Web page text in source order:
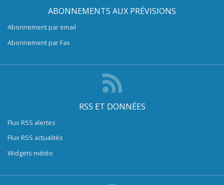
ABONNEMENTS AUX PRÉVISIONS
Abonnement par email
Abonnement par Fax
RSS ET DONNÉES
Flux RSS alertes
Flux RSS actualités
Widgets météo